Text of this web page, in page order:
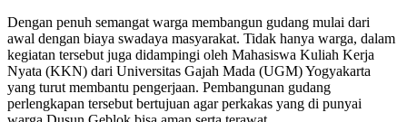
Dengan penuh semangat warga membangun gudang mulai dari
awal dengan biaya swadaya masyarakat. Tidak hanya warga, dalam
kegiatan tersebut juga didampingi oleh Mahasiswa Kuliah Kerja
Nyata (KKN) dari Universitas Gajah Mada (UGM) Yogyakarta
yang turut membantu pengerjaan. Pembangunan gudang
perlengkapan tersebut bertujuan agar perkakas yang di punyai